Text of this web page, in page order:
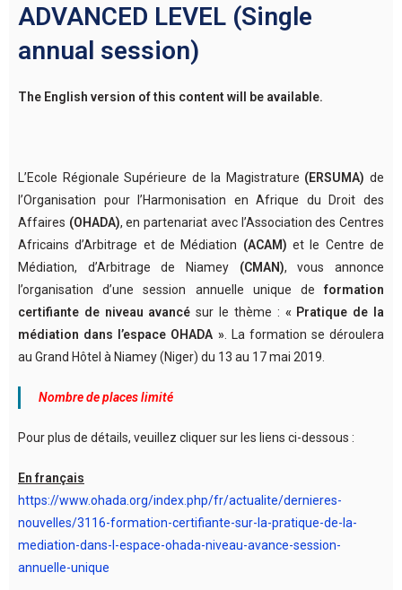
ADVANCED LEVEL (Single
annual session)
The English version of this content will be available.
L’Ecole Régionale Supérieure de la Magistrature (ERSUMA) de
l’Organisation pour l’Harmonisation en Afrique du Droit des
Affaires (OHADA), en partenariat avec l’Association des Centres
Africains d’Arbitrage et de Médiation (ACAM) et le Centre de
Médiation, d’Arbitrage de Niamey (CMAN), vous annonce
l’organisation d’une session annuelle unique deformation
certifiante de niveau avancé sur le thème : « Pratique de la
médiation dans l’espace OHADA ». La formation se déroulera
au Grand Hôtel à Niamey (Niger) du 13 au 17 mai 2019.
Nombre de places limité
Pour plus de détails, veuillez cliquer sur les liens ci-dessous :
En français
https://www.ohada.org/index.php/fr/actualite/dernieres-
nouvelles/3116-formation-certifiante-sur-la-pratique-de-la-
mediation-dans-l-espace-ohada-niveau-avance-session-
annuelle-unique